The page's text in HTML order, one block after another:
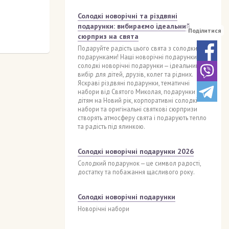
Поділитися
Солодкі новорічні та різдвяні
подарунки: вибираємо ідеальний
сюрприз на свята
Подаруйте радість цього свята з солодкими
подарунками! Наші новорічні подарунки та
солодкі новорічні подарунки — ідеальний
вибір для дітей, друзів, колег та рідних.
Яскраві різдвяні подарунки, тематичні
набори від Святого Миколая, подарунки
дітям на Новий рік, корпоративні солодкі
набори та оригінальні святкові сюрпризи
створять атмосферу свята і подарують тепло
та радість під ялинкою.
Солодкі новорічні подарунки 2026
Солодкий подарунок — це символ радості,
достатку та побажання щасливого року.
Солодкі новорічні подарунки
Новорічні набори